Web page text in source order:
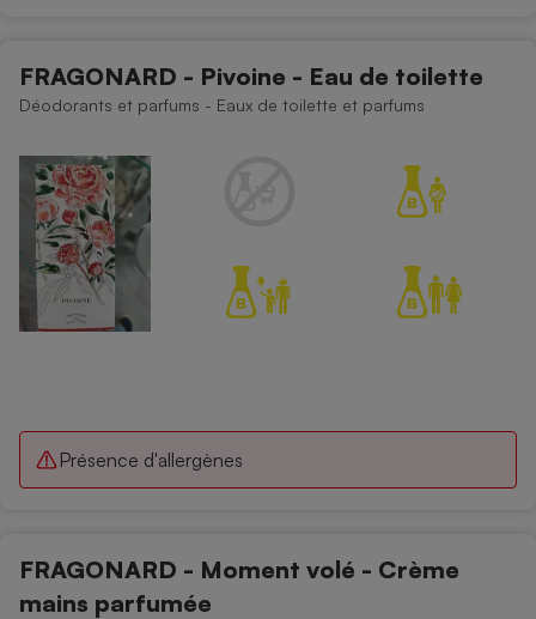
FRAGONARD - Pivoine - Eau de toilette
Déodorants et parfums - Eaux de toilette et parfums
Présence d'allergènes
FRAGONARD - Moment volé - Crème
mains parfumée